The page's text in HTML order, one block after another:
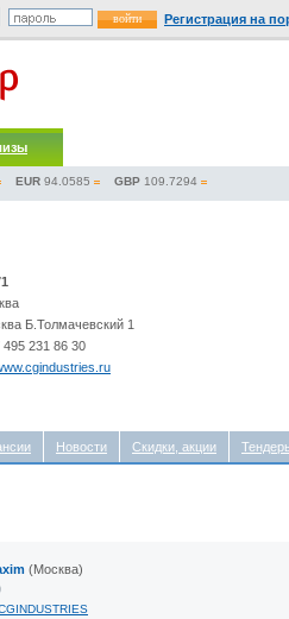
Регистрация на
EUR 94.0585 GBP 109.7294
Б.Толмачевский 1
231 86 30
Новости Скидки, акции
(Москва)